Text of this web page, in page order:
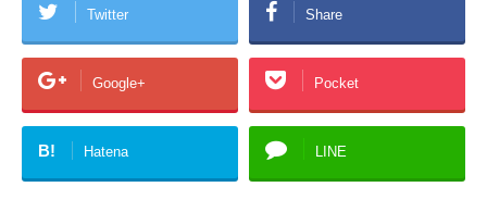
Twitter Share
Google+ Pocket
B! Hatena LINE